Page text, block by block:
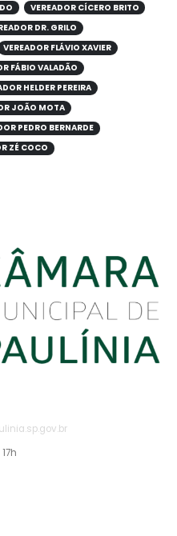
VEREADOR CÍCERO BRITO
DR. GRILO
VEREADOR FLÁVIO XAVIER
FÁBIO VALADÃO
HELDER PEREIRA
JOÃO MOTA
PEDRO BERNARDE
ZÉ COCO